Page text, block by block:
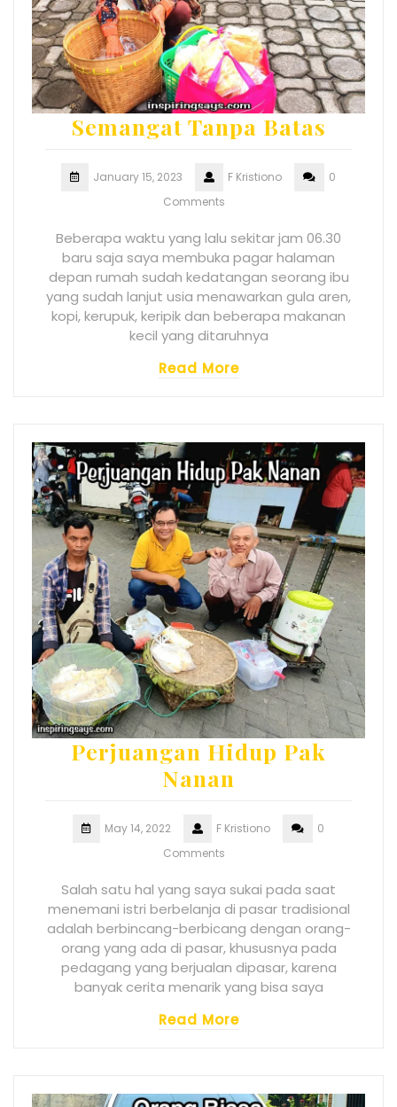
Semangat Tanpa Batas
January 15, 2023 F Kristiono
0
Comments
Beberapa waktu yang lalu sekitar jam 06.30
baru saja saya membuka pagar halaman
depan rumah sudah kedatangan seorang ibu
yang sudah lanjut usia menawarkan gula aren,
kopi, kerupuk, keripik dan beberapa makanan
kecil yang ditaruhnya
Read More
Perjuangan Hidup Pak
Nanan
May 14, 2022 F Kristiono
0
Comments
Salah satu hal yang saya sukai pada saat
menemani istri berbelanja di pasar tradisional
adalah berbincang-berbicang dengan orang-
orang yang ada di pasar, khususnya pada
pedagang yang berjualan dipasar, karena
banyak cerita menarik yang bisa saya
Read More